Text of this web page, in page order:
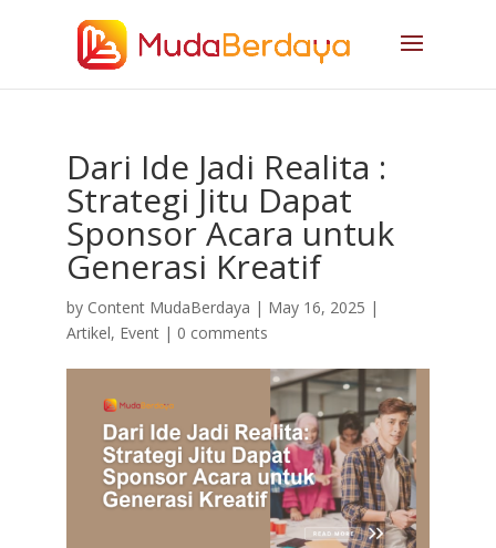
Dari Ide Jadi Realita :
Strategi Jitu Dapat
Sponsor Acara untuk
Generasi Kreatif
by Content MudaBerdaya | May 16, 2025 |
Artikel, Event| 0 comments